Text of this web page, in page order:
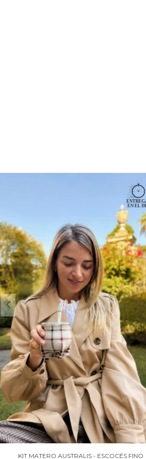
KIT MATERO AUSTRALIS - ESCOCÉS FINO